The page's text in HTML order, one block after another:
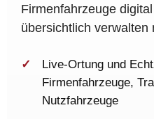
Firmenfahrzeuge
übersichtlich verwalten
Live-Ortung und
Firmenfahrzeuge,
Nutzfahrzeuge